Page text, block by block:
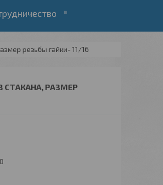
резьбы гайки- 11/16
СТАКАНА, РАЗМЕР